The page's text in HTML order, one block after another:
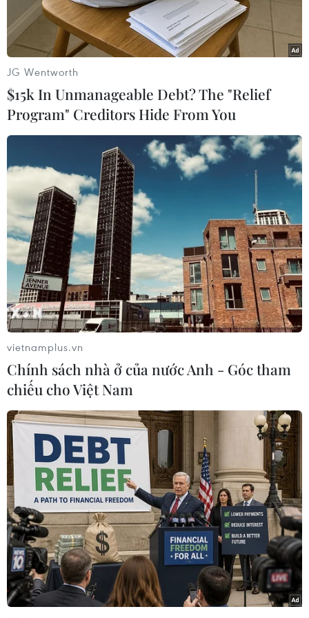
Xe quân sự của Lực lượng hỗ trợ nhanh (RSF) Sudan gác bên
ngoài một tòa nhà ở phía Nam thủ đô Khartoum, Sudan ngày
17/4/2023. (Ảnh: AFP/TTXVN)
Tổng thống Thổ Nhĩ Kỳ Recep Tayyip Erdogan
ngày 20/4 đã đề nghị làm trung gian cho tiến
trình hòa đàm giữa các bên đối địch ở Sudan.
Phóng viên TTXVN tại Trung Đông và Bắc Phi
dẫn tuyên bố của Phủ Tổng thống Thổ Nhĩ Kỳ
cho biết ông Erdogan đã tiến hành những cuộc
điện đàm riêng rẽ với Tướng Abdel Fattah al-
Burhan, Chủ tịch Hội đồng Chủ quyền Chuyển
tiếp Sudan kiêm Tổng tư lệnh Các lực lượng Vũ
trang Sudan, và Tướng Mohamed Hamdan
Dagalo - Phó Chủ tịch Hội đồng Chủ quyền
Chuyển tiếp Sudan đồng thời là chỉ huy Các lực
lượng hỗ trợ nhanh (RSF).
Trong 2 cuộc điện đàm, Tổng thống Erdogan
nhấn mạnh với các nhà lãnh đạo Sudan rằng
Thổ Nhĩ Kỳ ngay từ đầu luôn ủng hộ một cách
chân thành quá trình chuyển tiếp ở Sudan.
JG Wentworth
$15k In Unmanageable Debt? The "Relief
Program" Creditors Hide From You
vietnamplus.vn
Chính sách nhà ở của nước Anh - Góc tham
chiếu cho Việt Nam